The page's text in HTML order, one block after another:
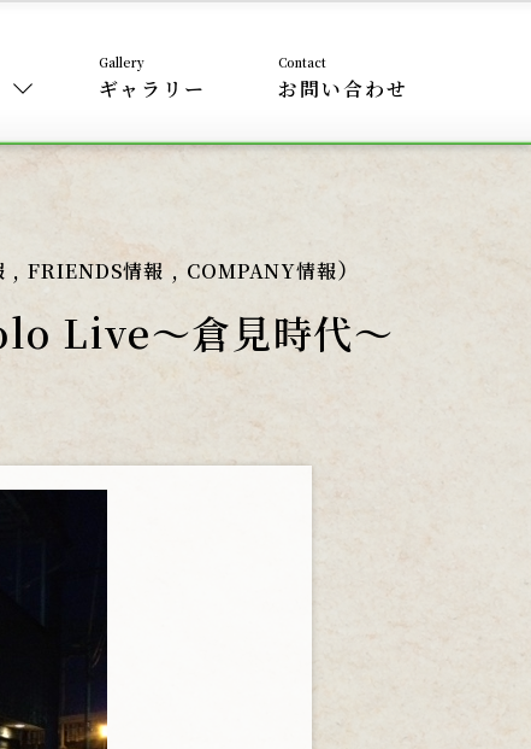
ギャラリー お問い合わせ
,FRIENDS情報 , COMPANY情報）
Live〜倉見時代〜